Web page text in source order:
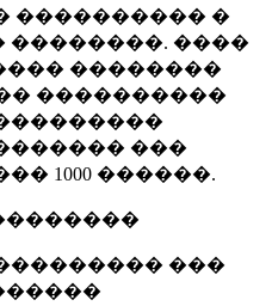
���������� �
��������. ����
��������
����������
���
1000 ������.
���